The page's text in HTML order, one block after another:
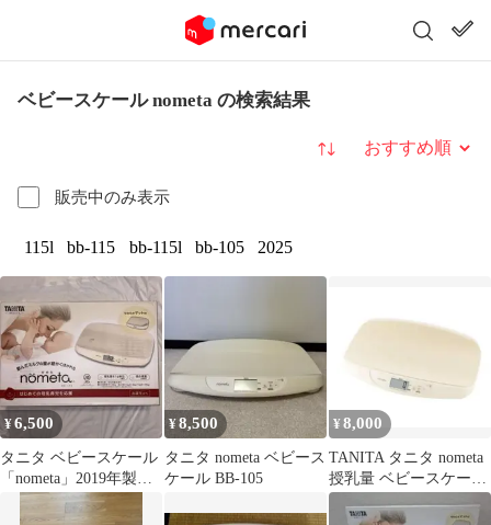
ベビースケール nometa の検索結果
販売中のみ表示
並び替え
115l bb-115 bb-115l bb-105 2025
¥6,500
タニタ ベビースケール
「nometa」2019年製造
※やわらかマット無し
¥8,500
タニタ nometa ベビース
ケール BB-105
¥8,000
TANITA タニタ nometa
授乳量 ベビースケール
体重計